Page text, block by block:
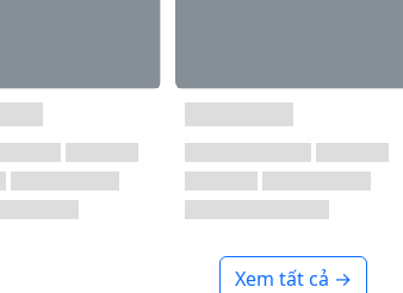
Xem tất cả →